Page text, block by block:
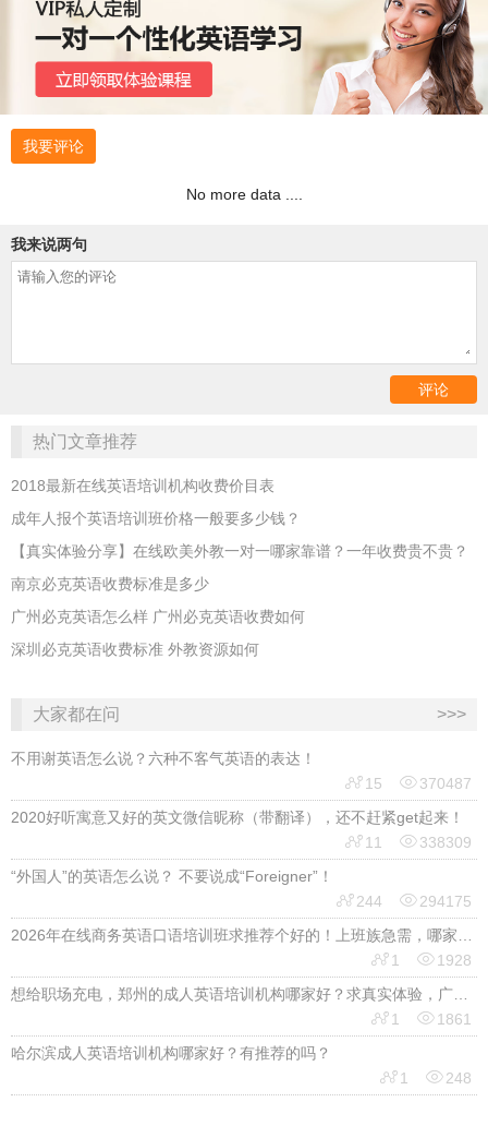
我要评论
No more data ....
我来说两句
热门文章推荐
2018最新在线英语培训机构收费价目表
成年人报个英语培训班价格一般要多少钱？
【真实体验分享】在线欧美外教一对一哪家靠谱？一年收费贵不贵？
南京必克英语收费标准是多少
广州必克英语怎么样 广州必克英语收费如何
深圳必克英语收费标准 外教资源如何
大家都在问 >>>
不用谢英语怎么说？六种不客气英语的表达！
15 370487
2020好听寓意又好的英文微信昵称（带翻译），还不赶紧get起来！
11 338309
“外国人”的英语怎么说？ 不要说成“Foreigner”！
244 294175
2026年在线商务英语口语培训班求推荐个好的！上班族急需，哪家好？
1 1928
想给职场充电，郑州的成人英语培训机构哪家好？求真实体验，广告勿扰，感谢！
1 1861
哈尔滨成人英语培训机构哪家好？有推荐的吗？
1 248